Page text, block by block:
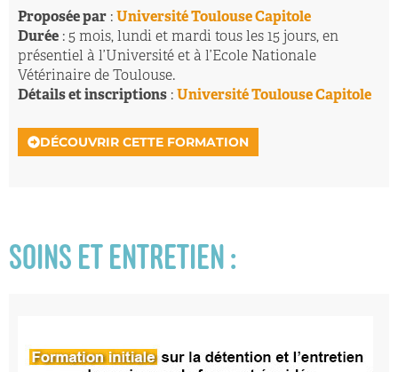
Proposée par : Université Toulouse Capitole
Durée : 5 mois, lundi et mardi tous les 15 jours, en
présentiel à l’Université et à l’Ecole Nationale
Vétérinaire de Toulouse.
Détails et inscriptions : Université Toulouse Capitole
DÉCOUVRIR CETTE FORMATION
SOINS ET ENTRETIEN :